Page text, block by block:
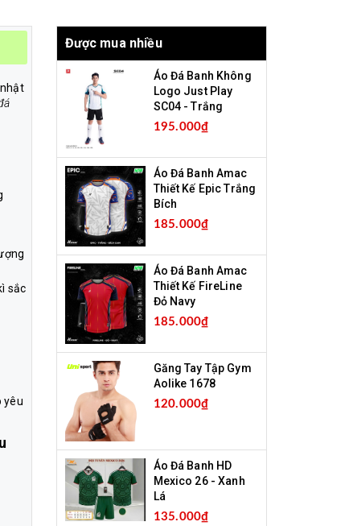
sắc
yêu
Được mua nhiều
Áo Đá Banh Không
Logo Just Play
SC04 - Trắng
195.000₫
Áo Đá Banh Amac
Thiết Kế Epic Trắng
Bích
185.000₫
Áo Đá Banh Amac
Thiết Kế FireLine
Đỏ Navy
185.000₫
Găng Tay Tập Gym
Aolike 1678
120.000₫
Áo Đá Banh HD
Mexico 26 - Xanh
Lá
135.000₫